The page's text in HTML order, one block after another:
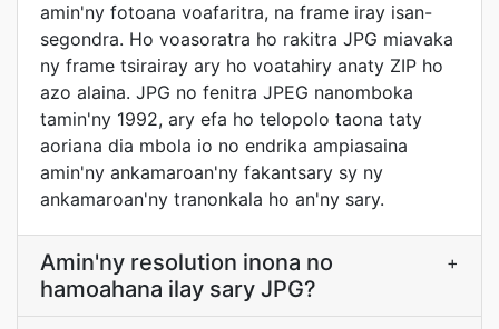
amin'ny fotoana voafaritra, na frame iray isan-
segondra. Ho voasoratra ho rakitra JPG miavaka
ny frame tsirairay ary ho voatahiry anaty ZIP ho
azo alaina. JPG no fenitra JPEG nanomboka
tamin'ny 1992, ary efa ho telopolo taona taty
aoriana dia mbola io no endrika ampiasaina
amin'ny ankamaroan'ny fakantsary sy ny
ankamaroan'ny tranonkala ho an'ny sary.
Amin'ny resolution inona no
hamoahana ilay sary JPG?
+